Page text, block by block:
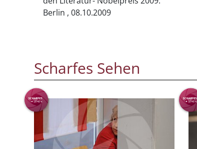
Berlin , 08.10.2009
Scharfes Sehen